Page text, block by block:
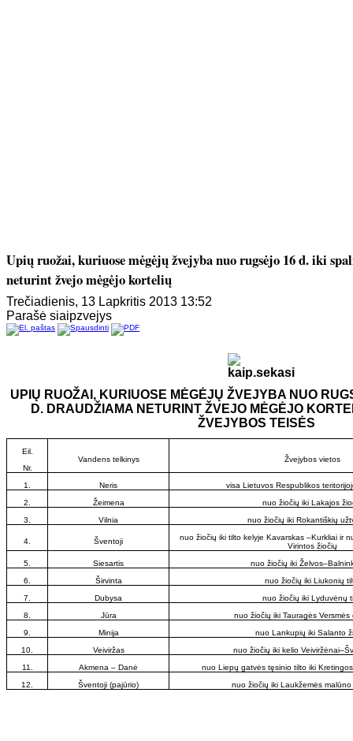
Upių ruožai, kuriuose mėgėjų žvejyba nuo rugsėjo 16 d. iki
neturint žvejo mėgėjo kortelių
Trečiadienis, 13 Lapkritis 2013 13:52
Parašė siaipzvejys
UPIŲ RUOŽAI, KURIUOSE MĖGĖJŲ ŽVEJYBA NUO
D. DRAUDŽIAMA NETURINT ŽVEJO MĖGĖJO
ŽVEJYBOS TEISĖS
Eil.
Nr.
Vandens telkinys Žvejybos vietos
1. Neris
visa Lietuvos Respublikos
2.
Žeimena
nuo žiočių iki Lakajos
3.
Vilnia nuo žiočių iki Rokantiškių
4. Šventoji
nuo žiočių iki tilto kelyje Kavarskas –Kurkliai ir
Virintos žiočių
5.
Siesartis
nuo žiočių iki
6.
Širvinta
nuo žiočių iki Liukonių
7.
Dubysa
nuo žiočių iki Lyduvėnų
8.
Jūra
nuo žiočių iki Tauragės Versmės
9.
Minija
nuo Lankupių iki Salanto
10.
Veiviržas
nuo žiočių iki kelio
11.
Akmena – Danė
nuo Liepų gatvės tęsinio tilto iki
12.
Šventoji (pajūrio) nuo žiočių iki Laukžemės malūno